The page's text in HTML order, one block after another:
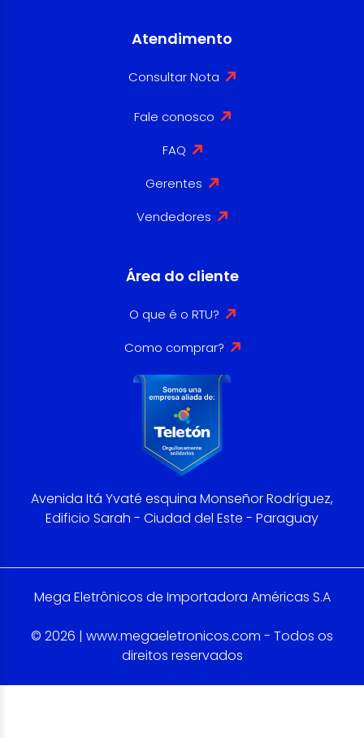
Atendimento
Consultar Nota
Fale conosco
FAQ
Gerentes
Vendedores
Área do cliente
O que é o RTU?
Como comprar?
Avenida Itá Yvaté esquina Monseñor Rodríguez,
Edificio Sarah - Ciudad del Este - Paraguay
Mega Eletrônicos de Importadora Américas S.A
© 2026 | www.megaeletronicos.com - Todos os
direitos reservados